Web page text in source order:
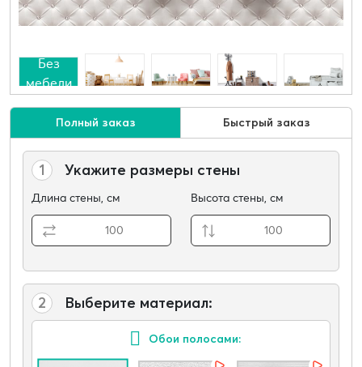
Без
мебели
Полный заказ Быстрый заказ
1 Укажите размеры стены
Длина стены, см Высота стены, см
2 Выберите материал:
Обои полосами: